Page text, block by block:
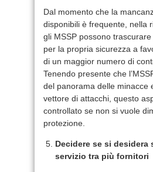
Dal momento che la
disponibili è frequente, nella
gli MSSP possono
per la propria sicurezza a
di un maggior numero di
Tenendo presente che
del panorama delle minacce
vettore di attacchi, questo
controllato se non si vuole
protezione.
Decidere se si desidera
servizio tra più fornitori